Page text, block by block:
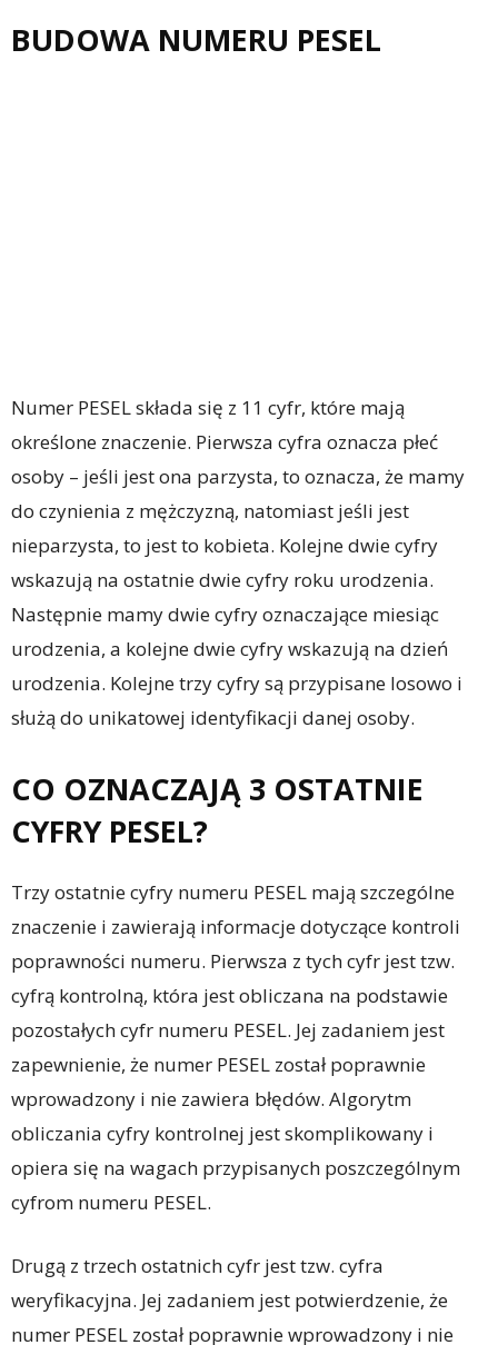
BUDOWA NUMERU PESEL
Numer PESEL składa się z 11 cyfr, które mają
określone znaczenie. Pierwsza cyfra oznacza płeć
osoby – jeśli jest ona parzysta, to oznacza, że mamy
do czynienia z mężczyzną, natomiast jeśli jest
nieparzysta, to jest to kobieta. Kolejne dwie cyfry
wskazują na ostatnie dwie cyfry roku urodzenia.
Następnie mamy dwie cyfry oznaczające miesiąc
urodzenia, a kolejne dwie cyfry wskazują na dzień
urodzenia. Kolejne trzy cyfry są przypisane losowo i
służą do unikatowej identyfikacji danej osoby.
CO OZNACZAJĄ 3 OSTATNIE
CYFRY PESEL?
Trzy ostatnie cyfry numeru PESEL mają szczególne
znaczenie i zawierają informacje dotyczące kontroli
poprawności numeru. Pierwsza z tych cyfr jest tzw.
cyfrą kontrolną, która jest obliczana na podstawie
pozostałych cyfr numeru PESEL. Jej zadaniem jest
zapewnienie, że numer PESEL został poprawnie
wprowadzony i nie zawiera błędów. Algorytm
obliczania cyfry kontrolnej jest skomplikowany i
opiera się na wagach przypisanych poszczególnym
cyfrom numeru PESEL.
Drugą z trzech ostatnich cyfr jest tzw. cyfra
weryfikacyjna. Jej zadaniem jest potwierdzenie, że
numer PESEL został poprawnie wprowadzony i nie